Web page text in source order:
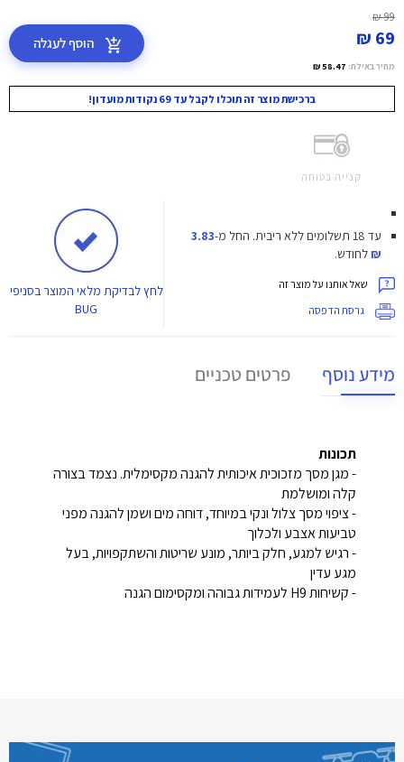
99 ₪
69 ₪
מחיר באילת: 58.47 ₪
הוסף לעגלה
ברכישת מוצר זה תוכלו לקבל עד 69 נקודות מועדון!
קנייה בטוחה
עד 18 תשלומים ללא ריבית. החל מ-3.83
₪לחודש.
שאל אותנו על מוצר זה
גרסת הדפסה
לחץלבדיקת מלאי המוצר בסניפי
BUG
מידע נוסף פרטים טכניים
תכונות
- מגן מסך מזכוכית איכותית להגנה מקסימלית. נצמד בצורה
קלה ומושלמת
- ציפוי מסך צלול ונקי במיוחד, דוחה מים ושמן להגנה מפני
טביעות אצבע ולכלוך
- רגיש למגע, חלק ביותר, מונע שריטות והשתקפויות, בעל
מגע עדין
- קשיחות H9 לעמידות גבוהה ומקסימום הגנה